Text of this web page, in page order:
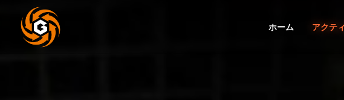
ホーム アクテ